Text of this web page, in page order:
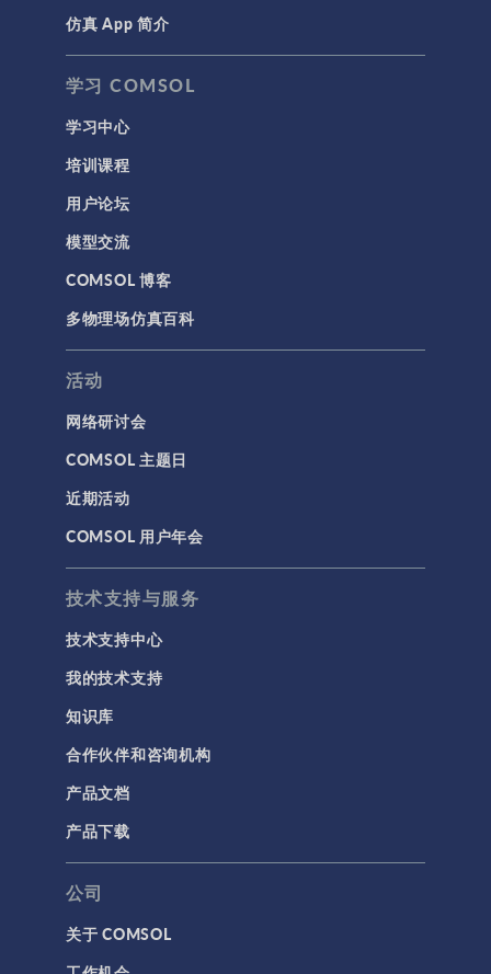
声学与振动
岩土力学
材料模型
结构力学
结构动力学
API
代理模型
仿真 App
基于方程建模
安装与许可证管理
建模工具和定义
材料
物理场接口
用户界面
研究与求解器
简介
结果与可视化
网格
集群计算和云计算
3D 打印
仿真 App 简介
学习 COMSOL
学习中心
培训课程
用户论坛
模型交流
COMSOL 博客
多物理场仿真百科
活动
网络研讨会
COMSOL 主题日
近期活动
COMSOL 用户年会
技术支持与服务
技术支持中心
我的技术支持
知识库
合作伙伴和咨询机构
产品文档
产品下载
公司
关于 COMSOL